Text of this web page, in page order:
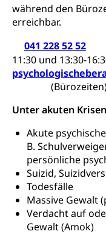
während den
erreichbar.
041 228 52 52
11:30 und 13:30-
Unter akuten
Akute
B.
persönliche
Suizid,
Todesfälle
Massive Gewalt
Verdacht auf
Gewalt (Amok)
FMS und
Finanzielle
Fachstelle
Finanzielle
Technische
universitäre
Hochschulbildung,
Hochschule,
Weiterbildung,
Dienstleistungen,
Pädagogische
Hochschulen)
Vorschule
Kindergarten,
Kindertagesstätte,
Freiwilliges